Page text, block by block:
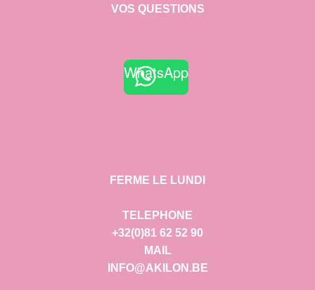
VOS QUESTIONS
WhatsApp
FERME LE LUNDI
TELEPHONE
+32(0)81 62 52 90
MAIL
INFO@AKILON.BE